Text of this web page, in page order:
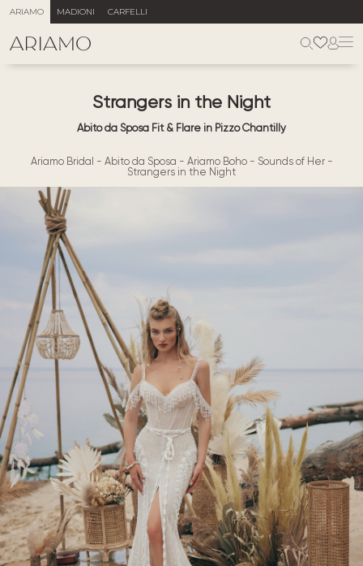
ARIAMO MADIONI CARFELLI
Strangers in the Night
Abito da Sposa Fit & Flare in Pizzo Chantilly
Ariamo Bridal - Abito da Sposa - Ariamo Boho- Sounds of Her-
Strangers in the Night